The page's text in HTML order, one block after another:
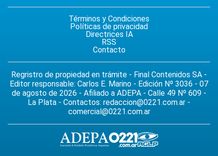
Términos y Condiciones
Políticas de privacidad
Directrices IA
RSS
Contacto
Regristro de propiedad en trámite - Final Contenidos SA -
Editor responsable: Carlos E. Marino - Edición Nº 3036 - 07
de agosto de 2026 - Afiliado a ADEPA - Calle 49 Nº 609 -
La Plata - Contactos: redaccion@0221.com.ar -
comercial@0221.com.ar